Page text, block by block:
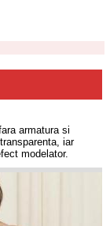
armatura si
iar
modelator.